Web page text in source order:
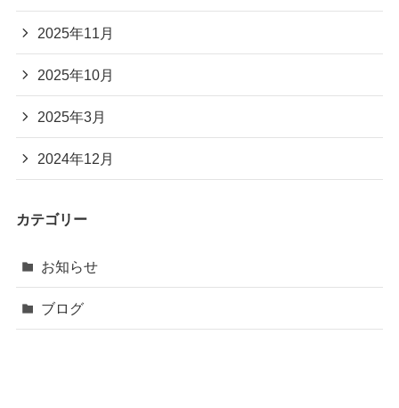
2025年11月
2025年10月
2025年3月
2024年12月
カテゴリー
お知らせ
ブログ